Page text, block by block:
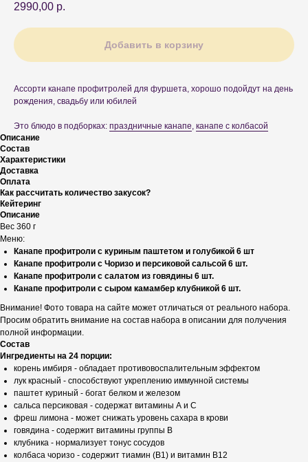
2990,00 р.
Добавить в корзину
Ассорти канапе профитролей для фуршета, хорошо подойдут на день
рождения, свадьбу или юбилей
Это блюдо в подборках: праздничные канапе, канапе с колбасой
Описание
Состав
Характеристики
Доставка
Оплата
Как рассчитать количество закусок?
Кейтеринг
Описание
Вес 360 г
Меню:
Канапе профитроли с куриным паштетом и голубикой 6 шт
Канапе профитроли с Чоризо и персиковой сальсой 6 шт.
Канапе профитроли с салатом из говядины 6 шт.
Канапе профитроли с сыром камамбер клубникой 6 шт.
Внимание! Фото товара на сайте может отличаться от реального набора.
Просим обратить внимание на состав набора в описании для получения
полной информации.
Состав
Ингредиенты на 24 порции:
корень имбиря - обладает противовоспалительным эффектом
лук красный - способствуют укреплению иммунной системы
паштет куриный - богат белком и железом
сальса персиковая - содержат витамины А и С
фреш лимона - может снижать уровень сахара в крови
говядина - содержит витамины группы В
клубника - нормализует тонус сосудов
колбаса чоризо - содержит тиамин (B1) и витамин B12